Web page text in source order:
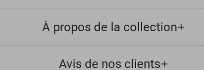
À propos de la collection
Avis de nos clients